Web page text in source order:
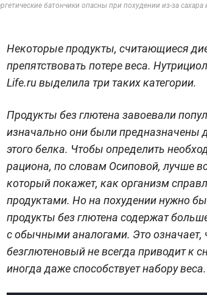
батончики опасны при похудении из-за
Некоторые продукты, считающиеся
препятствовать потере веса.
Life.ru выделила три таких категории.
Продукты без глютена завоевали
изначально они были предназначены
этого белка. Чтобы определить
рациона, по словам Осиповой, лучше
который покажет, как организм
продуктами. Но на похудении нужно
продукты без глютена содержат
с обычными аналогами. Это означает,
безглютеновый не всегда приводит к
иногда даже способствует набору веса.